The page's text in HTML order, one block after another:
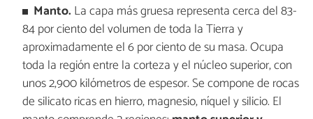
Manto. La capa más gruesa representa cerca del 83-
84 por ciento del volumen de toda la Tierra y
aproximadamente el 6 por ciento de su masa. Ocupa
toda la región entre la corteza y el núcleo superior, con
unos 2,900 kilómetros de espesor. Se compone de rocas
de silicato ricas en hierro, magnesio, níquel y silicio. El